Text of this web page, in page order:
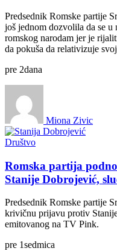
Predsednik Romske partije
još jednom dozvolila da se
romskog narodam jer je
da pokuša da relativizuje
pre 2dana
Miona Zivic
Društvo
Romska partija
Stanije Dobrojević,
Predsednik Romske partije
krivičnu prijavu protiv
emitovanog na TV Pink.
pre 1sedmica